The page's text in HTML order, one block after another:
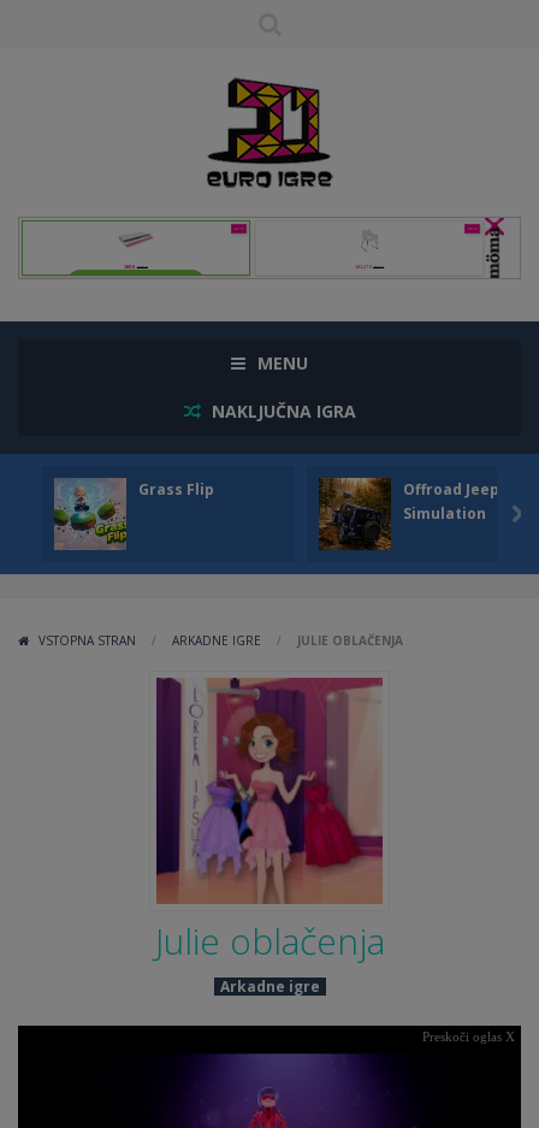
MENU
NAKLJUČNA IGRA
Grass Flip
Offroad Jeep
Simulation

VSTOPNA STRAN / ARKADNE IGRE / JULIE OBLAČENJA
Julie oblačenja
Arkadne igre
Preskoči oglas X